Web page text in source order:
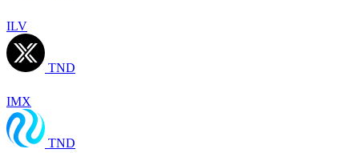
ILV
TND
IMX
TND